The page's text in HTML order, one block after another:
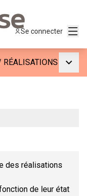
Se connecter
RÉALISATIONS
des réalisations
de leur état